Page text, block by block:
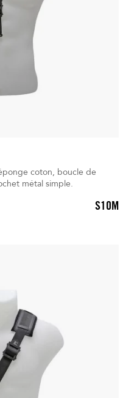
coton, boucle de
métal simple.
S10M